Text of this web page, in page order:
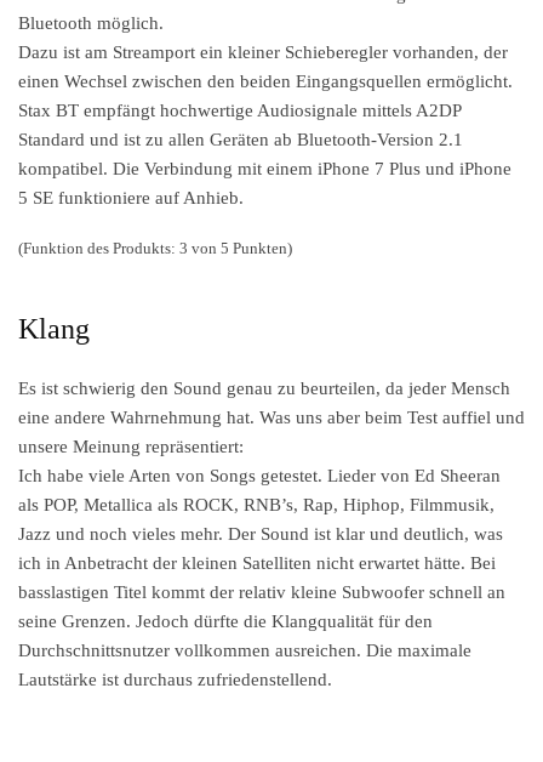
Bluetooth möglich.
Dazu ist am Streamport ein kleiner Schieberegler vorhanden, der
einen Wechsel zwischen den beiden Eingangsquellen ermöglicht.
Stax BT empfängt hochwertige Audiosignale mittels A2DP
Standard und ist zu allen Geräten ab Bluetooth-Version 2.1
kompatibel. Die Verbindung mit einem iPhone 7 Plus und iPhone
5 SE funktioniere auf Anhieb.
(Funktion des Produkts: 3 von 5 Punkten)
Klang
Es ist schwierig den Sound genau zu beurteilen, da jeder Mensch
eine andere Wahrnehmung hat. Was uns aber beim Test auffiel und
unsere Meinung repräsentiert:
Ich habe viele Arten von Songs getestet. Lieder von Ed Sheeran
als POP, Metallica als ROCK, RNB’s, Rap, Hiphop, Filmmusik,
Jazz und noch vieles mehr. Der Sound ist klar und deutlich, was
ich in Anbetracht der kleinen Satelliten nicht erwartet hätte. Bei
basslastigen Titel kommt der relativ kleine Subwoofer schnell an
seine Grenzen. Jedoch dürfte die Klangqualität für den
Durchschnittsnutzer vollkommen ausreichen. Die maximale
Lautstärke ist durchaus zufriedenstellend.